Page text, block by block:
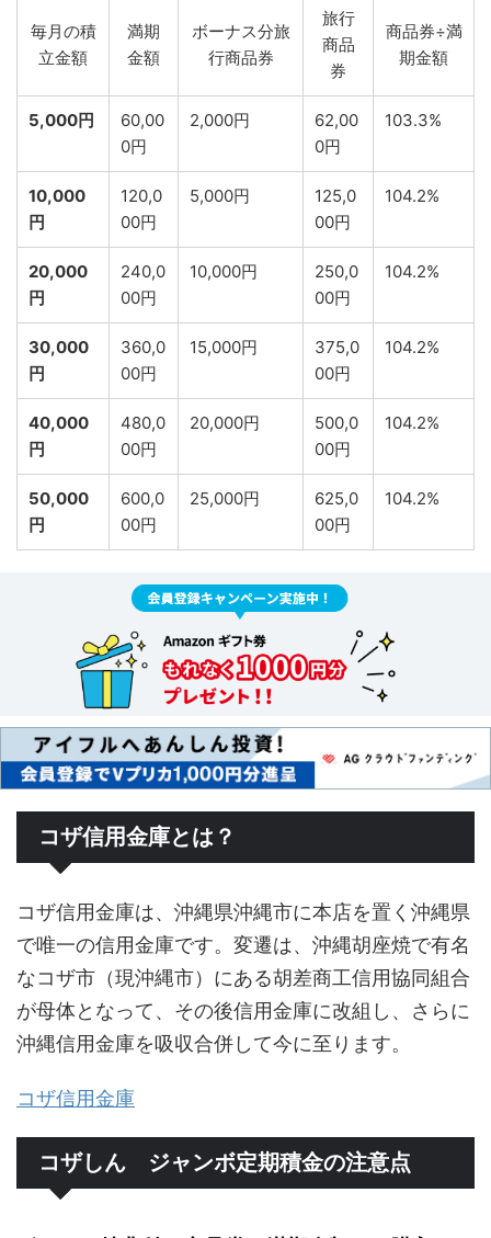
毎月の積
立金額
満期
金額
ボーナス分旅
行商品券
旅行
商品
券
商品券÷満
期金額
5,000円
60,00
0円
2,000円
62,00
0円
103.3%
10,000
円
120,0
00円
5,000円
125,0
00円
104.2%
20,000
円
240,0
00円
10,000円
250,0
00円
104.2%
30,000
円
360,0
00円
15,000円
375,0
00円
104.2%
40,000
円
480,0
00円
20,000円
500,0
00円
104.2%
50,000
円
600,0
00円
25,000円
625,0
00円
104.2%
コザ信用金庫とは？
コザ信用金庫は、沖縄県沖縄市に本店を置く沖縄県
で唯一の信用金庫です。変遷は、沖縄胡座焼で有名
なコザ市（現沖縄市）にある胡差商工信用協同組合
が母体となって、その後信用金庫に改組し、さらに
沖縄信用金庫を吸収合併して今に至ります。
コザ信用金庫
コザしん ジャンボ定期積金の注意点